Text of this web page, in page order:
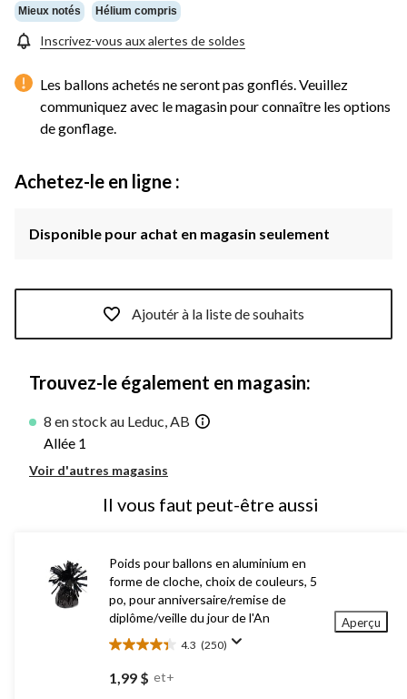
même
page.
Mieux notés Hélium compris
Inscrivez-vous aux alertes de soldes
Les ballons achetés ne seront pas gonflés. Veuillez
communiquez avec le magasin pour connaître les options
de gonflage.
Achetez-le en ligne :
Disponible pour achat en magasin seulement
Ajoutér à la liste de souhaits
Trouvez-le également en magasin:
8 en stock au Leduc, AB
Allée 1
Voir d'autres magasins
Il vous faut peut-être aussi
Poids pour ballons en aluminium en
forme de cloche, choix de couleurs, 5
po, pour anniversaire/remise de
diplôme/veille du jour de l'An
4.3 (250)
4.3
étoile(s)
sur
1,99 $ et+
Aperçu